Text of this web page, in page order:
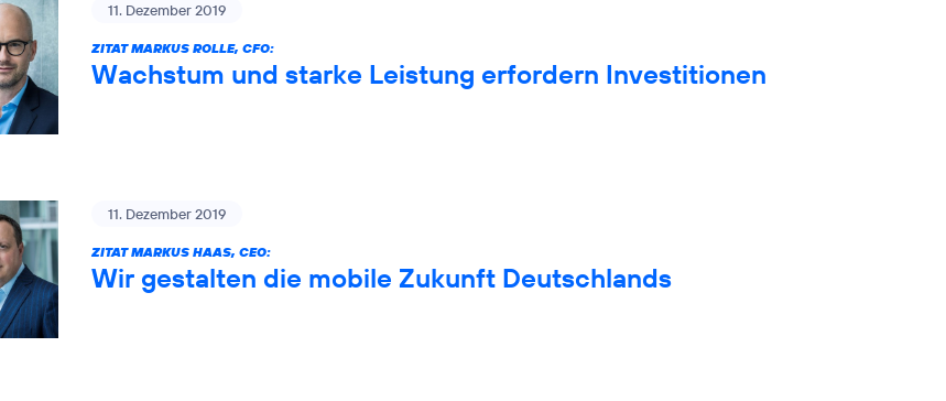
11. Dezember 2019
ZITAT MARKUS ROLLE, CFO:
Wachstum und starke Leistung erfordern Investitionen
11. Dezember 2019
ZITAT MARKUS HAAS, CEO:
Wir gestalten die mobile Zukunft Deutschlands